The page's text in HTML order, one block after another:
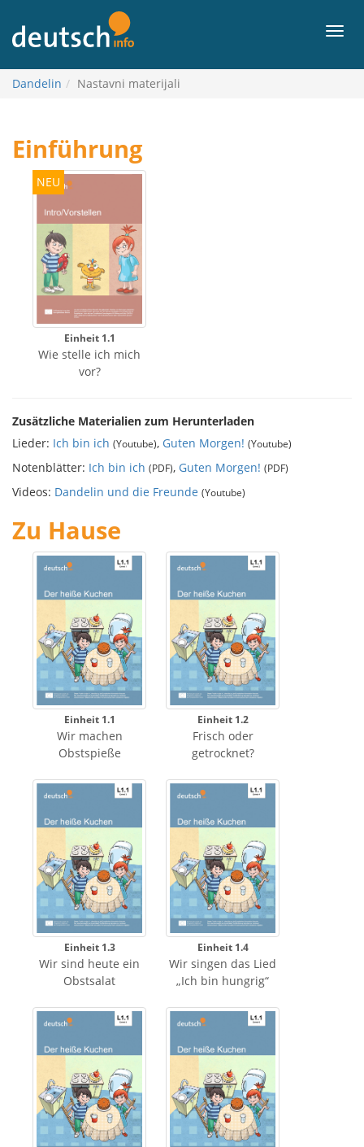
Dandelin Nastavni materijali
Einführung
NEU
Einheit 1.1
Wie stelle ich mich
vor?
Zusätzliche Materialien zum Herunterladen
Lieder: Ich bin ich (Youtube), Guten Morgen! (Youtube)
Notenblätter: Ich bin ich (PDF), Guten Morgen! (PDF)
Videos: Dandelin und die Freunde (Youtube)
Zu Hause
Einheit 1.1
Wir machen
Obstspieße
Einheit 1.2
Frisch oder
getrocknet?
Einheit 1.3
Wir sind heute ein
Obstsalat
Einheit 1.4
Wir singen das Lied
„Ich bin hungrig“